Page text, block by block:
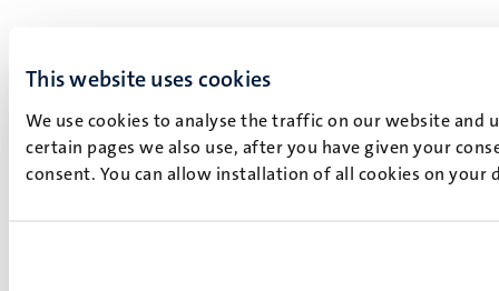
This website uses cookies
We use cookies to analyse the traffic on our website and
certain pages we also use, after you have given your
consent. You can allow installation of all cookies on your